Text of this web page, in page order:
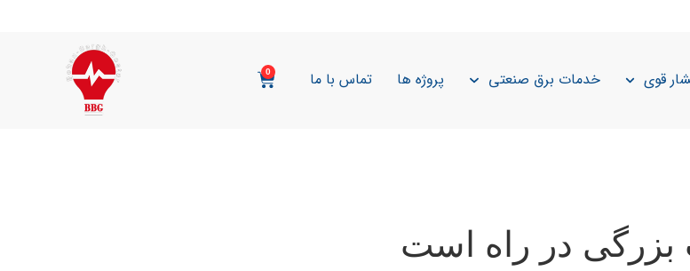
قوی خدمات برق صنعتی پروژه ها تماس با ما 0
بزرگی در راه است